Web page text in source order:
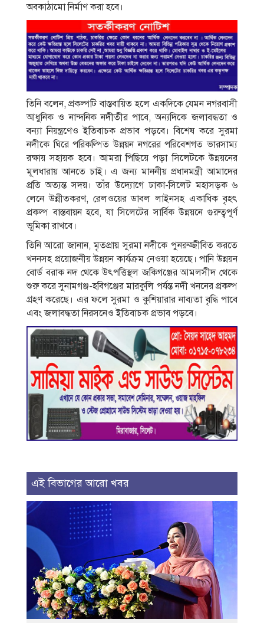
অবকাঠামো নির্মাণ করা হবে।
তিনি বলেন, প্রকল্পটি বাস্তবায়িত হলে একদিকে যেমন নগরবাসী
আধুনিক ও নান্দনিক নদীতীর পাবে, অন্যদিকে জলাবদ্ধতা ও
বন্যা নিয়ন্ত্রণেও ইতিবাচক প্রভাব পড়বে। বিশেষ করে সুরমা
নদীকে ঘিরে পরিকল্পিত উন্নয়ন নগরের পরিবেশগত ভারসাম্য
রক্ষায় সহায়ক হবে। আমরা পিছিয়ে পড়া সিলেটকে উন্নয়নের
মূলধারায় আনতে চাই। এ জন্য মাননীয় প্রধানমন্ত্রী আমাদের
প্রতি অত্যন্ত সদয়। তাঁর উদ্যোগে ঢাকা-সিলেট মহাসড়ক ৬
লেনে উন্নীতকরণ, রেলওয়ের ডাবল লাইনসহ একাধিক বৃহৎ
প্রকল্প বাস্তবায়ন হবে, যা সিলেটের সার্বিক উন্নয়নে গুরুত্বপূর্ণ
ভূমিকা রাখবে।
তিনি আরো জানান, মৃতপ্রায় সুরমা নদীকে পুনরুজ্জীবিত করতে
খননসহ প্রয়োজনীয় উন্নয়ন কার্যক্রম নেওয়া হয়েছে। পানি উন্নয়ন
বোর্ড বরাক নদ থেকে উৎপত্তিস্থল জকিগঞ্জের আমলসীদ থেকে
শুরু করে সুনামগঞ্জ-হবিগঞ্জের মারকুলি পর্যন্ত নদী খননের প্রকল্প
গ্রহণ করেছে। এর ফলে সুরমা ও কুশিয়ারার নাব্যতা বৃদ্ধি পাবে
এবং জলাবদ্ধতা নিরসনেও ইতিবাচক প্রভাব পড়বে।
এই বিভাগের আরো খবর